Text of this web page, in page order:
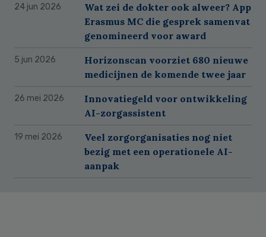
24 jun 2026
Wat zei de dokter ook alweer? App
Erasmus MC die gesprek samenvat
genomineerd voor award
5 jun 2026
Horizonscan voorziet 680 nieuwe
medicijnen de komende twee jaar
26 mei 2026
Innovatiegeld voor ontwikkeling
AI-zorgassistent
19 mei 2026
Veel zorgorganisaties nog niet
bezig met een operationele AI-
aanpak